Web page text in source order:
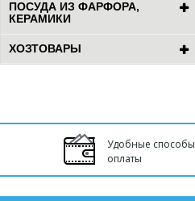
ПОСУДА ИЗ ФАРФОРА,
КЕРАМИКИ
ХОЗТОВАРЫ
Удобные способы
оплаты